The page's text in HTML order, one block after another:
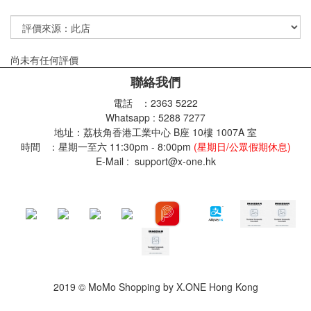
尚未有任何評價
聯絡我們
電話 ：2363 5222
Whatsapp : 5288 7277
地址：荔枝角香港工業中心 B座 10樓 1007A 室
時間 ：星期一至六 11:30pm - 8:00pm (星期日/公眾假期休息)
E-Mail : support@x-one.hk
2019 © MoMo Shopping by X.ONE Hong Kong